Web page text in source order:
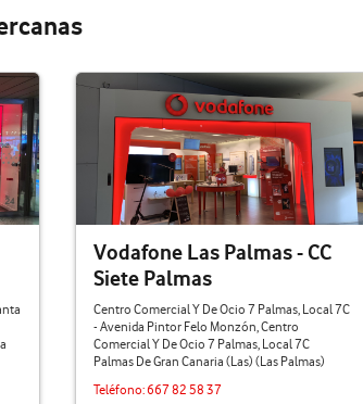
Vodafone Las Palmas - CC
Siete Palmas
Centro Comercial Y De Ocio 7 Palmas, Local 7C
- Avenida Pintor Felo Monzón, Centro
Comercial Y De Ocio 7 Palmas, Local 7C
Palmas De Gran Canaria (Las) (Las Palmas)
Teléfono:667 82 58 37